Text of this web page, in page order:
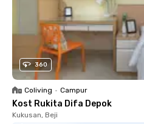
360
Coliving • Campur
Kost Rukita Difa Depok
Kukusan, Beji